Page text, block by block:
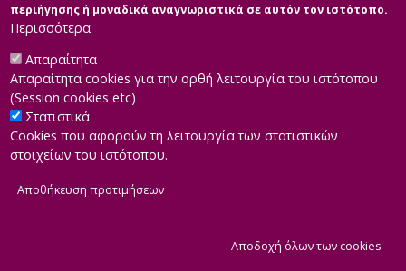
Developed byINTEROPTICS
περιήγησης ή μοναδικά αναγνωριστικά σε αυτόν τον ιστότοπο.
Περισσότερα
Απαραίτητα
Απαραίτητα cookies για την ορθή λειτουργία του ιστότοπου
(Session cookies etc)
Στατιστικά
Cookies που αφορούν τη λειτουργία των στατιστικών
στοιχείων του ιστότοπου.
Αποθήκευση προτιμήσεων
Αποδοχή όλων των cookies